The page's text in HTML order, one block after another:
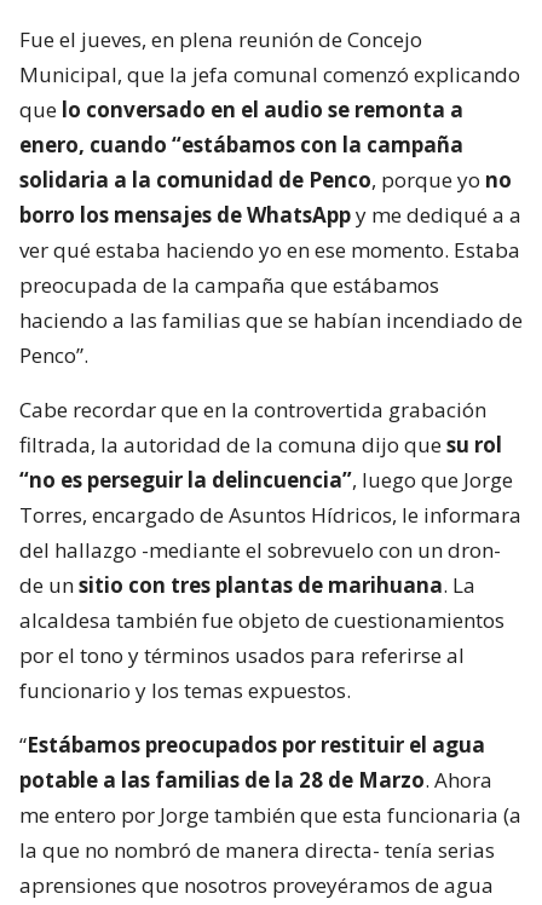
Fue el jueves, en plena reunión de Concejo
Municipal, que la jefa comunal comenzó explicando
que lo conversado en el audio se remonta a
enero, cuando “estábamos con la campaña
solidaria a la comunidad de Penco, porque yo no
borro los mensajes de WhatsAppy me dediqué a a
ver qué estaba haciendo yo en ese momento. Estaba
preocupada de la campaña que estábamos
haciendo a las familias que se habían incendiado de
Penco”.
Cabe recordar que en la controvertida grabación
filtrada, la autoridad de la comuna dijo quesu rol
“no es perseguir la delincuencia”, luego que Jorge
Torres, encargado de Asuntos Hídricos, le informara
del hallazgo -mediante el sobrevuelo con un dron-
de unsitio con tres plantas de marihuana. La
alcaldesa también fue objeto de cuestionamientos
por el tono y términos usados para referirse al
funcionario y los temas expuestos.
“Estábamos preocupados por restituir el agua
potable a las familias de la 28 de Marzo. Ahora
me entero por Jorge también que esta funcionaria (a
la que no nombró de manera directa- tenía serias
aprensiones que nosotros proveyéramos de agua